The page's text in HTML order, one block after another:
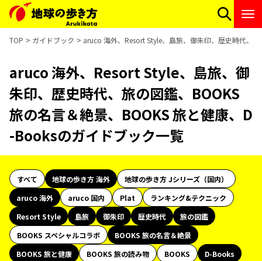
TOP ガイドブック aruco 海外、Resort Style、島旅、御朱印、歴史時代、
aruco 海外、Resort Style、島旅、御
朱印、歴史時代、旅の図鑑、BOOKS
旅の名言＆絶景、BOOKS 旅と健康、D
-Booksのガイドブック一覧
すべて 地球の歩き方 海外
地球の歩き方 Jシリーズ（国内）
aruco 海外
aruco 国内 Plat
ランキング&テクニック
Resort Style
島旅 御朱印 歴史時代
旅の図鑑
BOOKS スペシャルコラボ
BOOKS 旅の名言＆絶景
BOOKS 旅と健康
BOOKS 旅の読み物 BOOKS
D-Books